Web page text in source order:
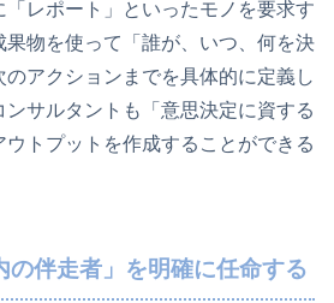
「レポート」といったモノを要求す
果物を使って「誰が、いつ、何を決
アクションまでを具体的に定義し
ンサルタントも「意思決定に資する
トプットを作成することができる
の伴走者」を明確に任命する